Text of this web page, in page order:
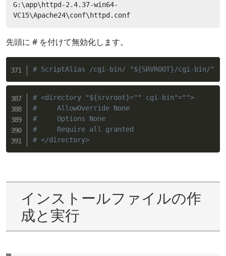
G:\app\httpd-2.4.37-win64-
VC15\Apache24\conf\httpd.conf
先頭に # を付けて無効化します。
# ScriptAlias /cgi-bin/ "${SRVROOT}/cgi-bin/"
# <directory "${srvroot}="" cgi-bin"="">
#     AllowOverride None
#     Options None
#     Require all granted
# </directory>
インストールファイルの作
成と実行